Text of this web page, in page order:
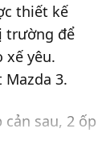
thiết kế
trường để
xế yêu.
3.
sau, 2 ốp